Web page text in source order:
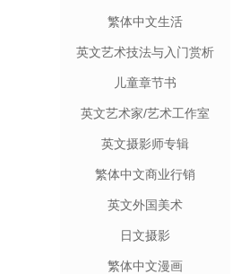
繁体中文生活
英文艺术技法与入门赏析
儿童章节书
英文艺术家/艺术工作室
英文摄影师专辑
繁体中文商业行销
英文外国美术
日文摄影
繁体中文漫画